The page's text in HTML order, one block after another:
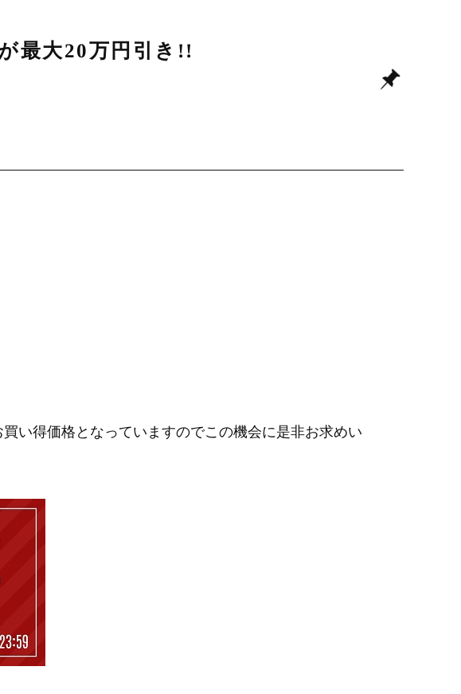
最大20万円引き!!
い得価格となっていますのでこの機会に是非お求めい